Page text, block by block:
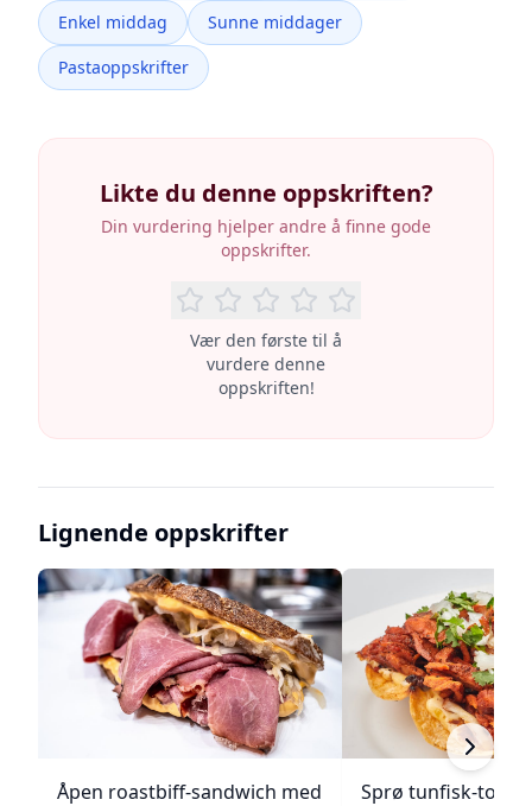
Enkel middag
Sunne middager
Pastaoppskrifter
Likte du denne oppskriften?
Din vurdering hjelper andre å finne gode
oppskrifter.
Vær den første til å
vurdere denne
oppskriften!
Lignende oppskrifter
Åpen roastbiff-sandwich med
Sprø tunfisk-